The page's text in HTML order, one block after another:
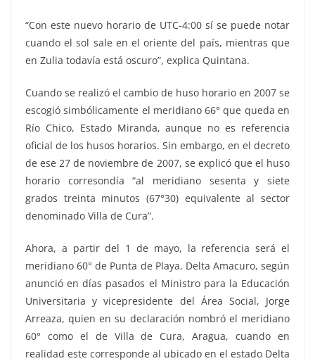
“Con este nuevo horario de UTC-4:00 sí se puede notar
cuando el sol sale en el oriente del país, mientras que
en Zulia todavía está oscuro”, explica Quintana.
Cuando se realizó el cambio de huso horario en 2007 se
escogió simbólicamente el meridiano 66° que queda en
Río Chico, Estado Miranda, aunque no es referencia
oficial de los husos horarios. Sin embargo, en el decreto
de ese 27 de noviembre de 2007, se explicó que el huso
horario corresondía “al meridiano sesenta y siete
grados treinta minutos (67°30) equivalente al sector
denominado Villa de Cura”.
Ahora, a partir del 1 de mayo, la referencia será el
meridiano 60° de Punta de Playa, Delta Amacuro, según
anunció en días pasados el Ministro para la Educación
Universitaria y vicepresidente del Área Social, Jorge
Arreaza, quien en su declaración nombró el meridiano
60° como el de Villa de Cura, Aragua, cuando en
realidad este corresponde al ubicado en el estado Delta